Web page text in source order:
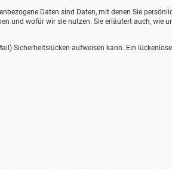
Daten sind Daten, mit denen Sie
und wofür wir sie nutzen. Sie erläutert auch, wie
Sicherheitslücken aufweisen kann. Ein